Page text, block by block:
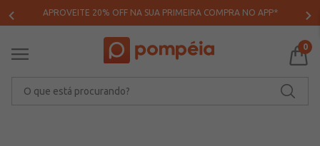
APROVEITE 20% OFF NA SUA PRIMEIRA COMPRA NO APP*
0